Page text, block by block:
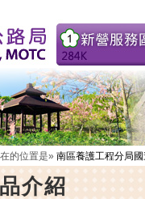
的位置是» 南區養護工程分局
介紹